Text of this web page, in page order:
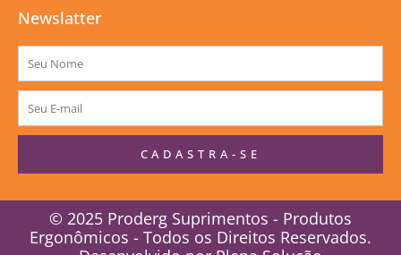
Newslatter
Nome
mail
CADASTRA-SE
© 2025 Proderg Suprimentos - Produtos
Ergonômicos - Todos os Direitos Reservados.